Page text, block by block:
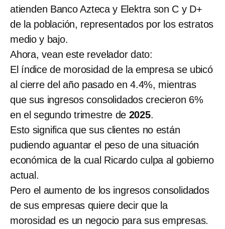
atienden Banco Azteca y Elektra son C y D+
de la población, representados por los estratos
medio y bajo.
Ahora, vean este revelador dato:
El índice de morosidad de la empresa se ubicó
al cierre del año pasado en 4.4%, mientras
que sus ingresos consolidados crecieron 6%
en el segundo trimestre de 2025.
Esto significa que sus clientes no están
pudiendo aguantar el peso de una situación
económica de la cual Ricardo culpa al gobierno
actual.
Pero el aumento de los ingresos consolidados
de sus empresas quiere decir que la
morosidad es un negocio para sus empresas.